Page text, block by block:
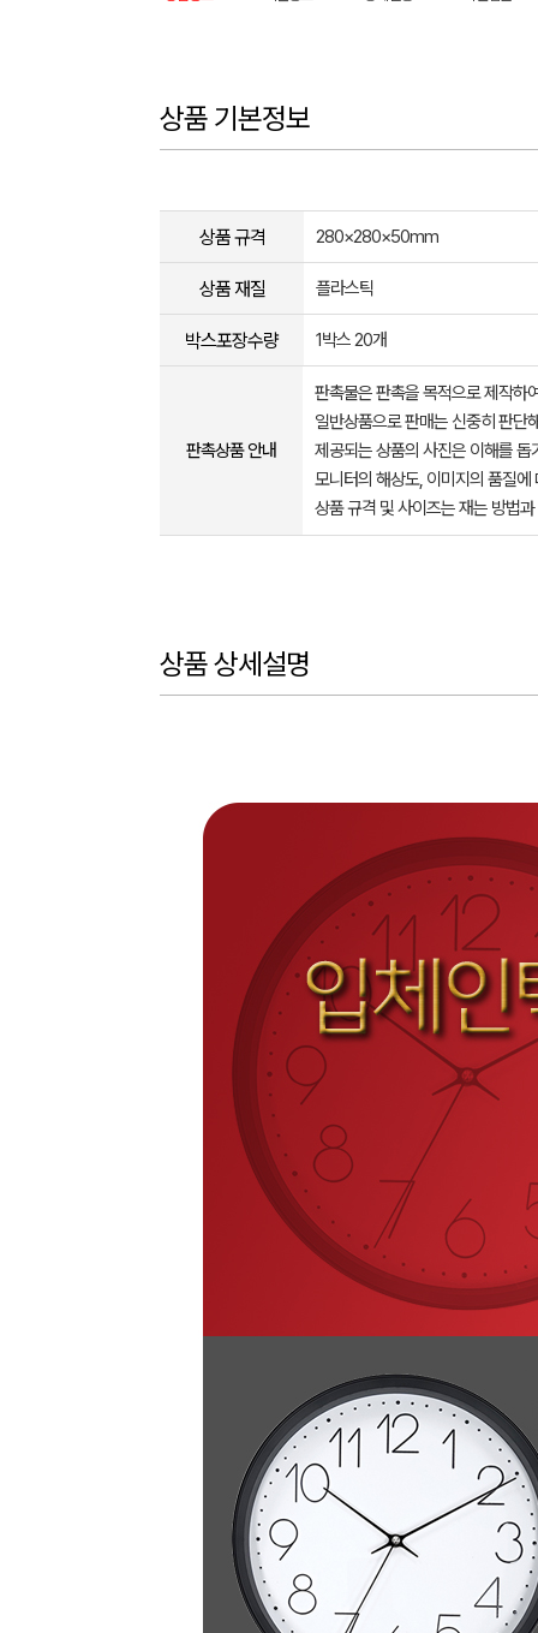
상품 기본정보
상품 규격 280×280×50mm
상품 재질 플라스틱
박스포장수량 1박스 20개
판촉상품 안내
판촉물은 판촉을 목적으로 제작하
일반상품으로 판매는 신중히 판단
제공되는 상품의 사진은 이해를
모니터의 해상도, 이미지의 품질
상품 규격 및 사이즈는 재는 방법
상품 상세설명